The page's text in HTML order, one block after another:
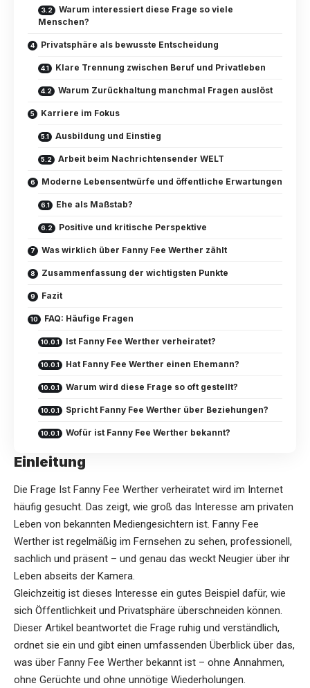
Warum interessiert diese Frage so viele
Menschen?
Privatsphäre als bewusste Entscheidung
Klare Trennung zwischen Beruf und Privatleben
Warum Zurückhaltung manchmal Fragen auslöst
Karriere im Fokus
Ausbildung und Einstieg
Arbeit beim Nachrichtensender WELT
Moderne Lebensentwürfe und öffentliche Erwartungen
Ehe als Maßstab?
Positive und kritische Perspektive
Was wirklich über Fanny Fee Werther zählt
Zusammenfassung der wichtigsten Punkte
Fazit
FAQ: Häufige Fragen
Ist Fanny Fee Werther verheiratet?
Hat Fanny Fee Werther einen Ehemann?
Warum wird diese Frage so oft gestellt?
Spricht Fanny Fee Werther über Beziehungen?
Wofür ist Fanny Fee Werther bekannt?
Einleitung
Die Frage Ist Fanny Fee Werther verheiratet wird im Internet
häufig gesucht. Das zeigt, wie groß das Interesse am privaten
Leben von bekannten Mediengesichtern ist. Fanny Fee
Werther ist regelmäßig im Fernsehen zu sehen, professionell,
sachlich und präsent – und genau das weckt Neugier über ihr
Leben abseits der Kamera.
Gleichzeitig ist dieses Interesse ein gutes Beispiel dafür, wie
sich Öffentlichkeit und Privatsphäre überschneiden können.
Dieser Artikel beantwortet die Frage ruhig und verständlich,
ordnet sie ein und gibt einen umfassenden Überblick über das,
was über Fanny Fee Werther bekannt ist – ohne Annahmen,
ohne Gerüchte und ohne unnötige Wiederholungen.